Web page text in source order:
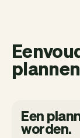
Een
worden.